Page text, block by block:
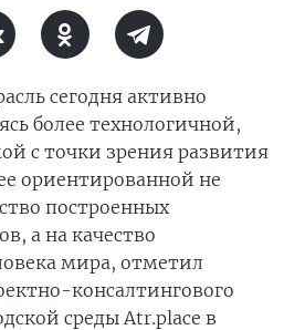
сегодня активно
более технологичной,
с точки зрения развития
ориентированной не
построенных
а на качество
мира, отметил
консалтингового
среды Atr.place в